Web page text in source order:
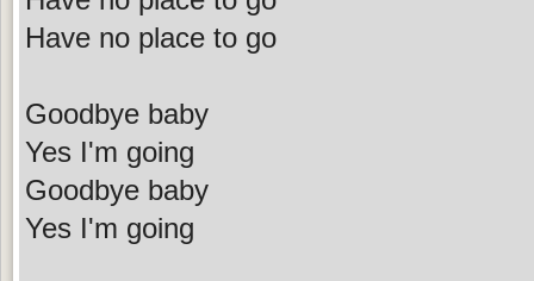
Have no place to go
Goodbye baby
Yes I'm going
Goodbye baby
Yes I'm going